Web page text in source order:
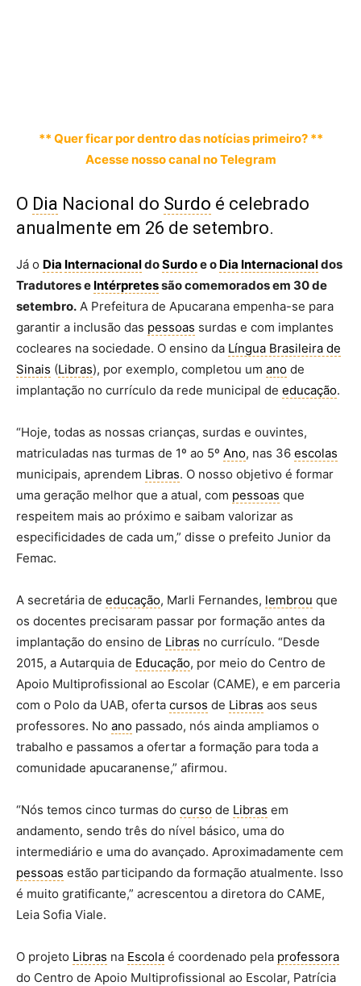
** Quer ficar por dentro das notícias primeiro? **
Acesse nosso canal no Telegram
O Dia Nacional do Surdo é celebrado
anualmente em 26 de setembro.
Já o Dia InternacionaldoSurdoe o Dia Internacionaldos
Tradutores e Intérpretessão comemorados em 30 de
setembro. A Prefeitura de Apucarana empenha-se para
garantir a inclusão das pessoas surdas e com implantes
cocleares na sociedade. O ensino da Língua Brasileira de
Sinais (Libras), por exemplo, completou um ano de
implantação no currículo da rede municipal de educação.
“Hoje, todas as nossas crianças, surdas e ouvintes,
matriculadas nas turmas de 1º ao 5º Ano, nas 36 escolas
municipais, aprendem Libras. O nosso objetivo é formar
uma geração melhor que a atual, com pessoas que
respeitem mais ao próximo e saibam valorizar as
especificidades de cada um,” disse o prefeito Junior da
Femac.
A secretária de educação, Marli Fernandes, lembrou que
os docentes precisaram passar por formação antes da
implantação do ensino de Libras no currículo. “Desde
2015, a Autarquia de Educação, por meio do Centro de
Apoio Multiprofissional ao Escolar (CAME), e em parceria
com o Polo da UAB, oferta cursos de Libras aos seus
professores. No ano passado, nós ainda ampliamos o
trabalho e passamos a ofertar a formação para toda a
comunidade apucaranense,” afirmou.
“Nós temos cinco turmas do curso de Libras em
andamento, sendo três do nível básico, uma do
intermediário e uma do avançado. Aproximadamente cem
pessoas estão participando da formação atualmente. Isso
é muito gratificante,” acrescentou a diretora do CAME,
Leia Sofia Viale.
O projeto Libras na Escola é coordenado pela professora
do Centro de Apoio Multiprofissional ao Escolar, Patrícia